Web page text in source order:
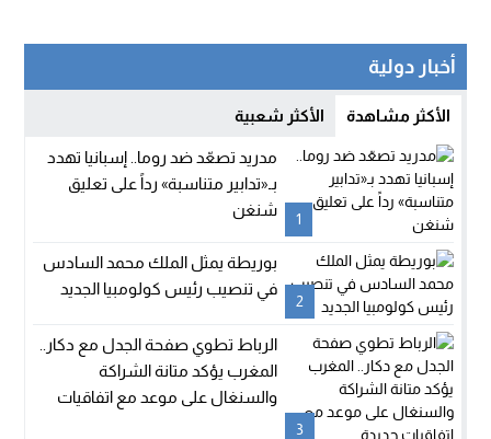
أخبار دولية
الأكثر مشاهدة الأكثر شعبية
1
مدريد تصعّد ضد روما.. إسبانيا تهدد
بـ«تدابير متناسبة» رداً على تعليق
شنغن
2
بوريطة يمثل الملك محمد السادس
في تنصيب رئيس كولومبيا الجديد
3
الرباط تطوي صفحة الجدل مع دكار..
المغرب يؤكد متانة الشراكة
والسنغال على موعد مع اتفاقيات